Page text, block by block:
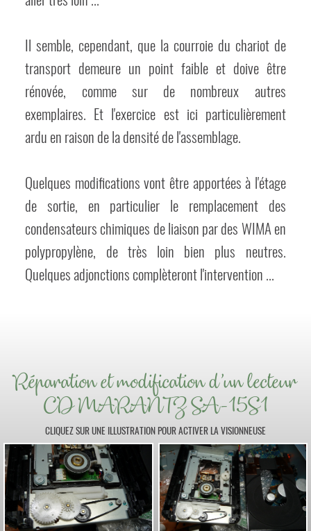
Il semble, cependant, que la courroie du chariot de
transport demeure un point faible et doive être
rénovée, comme sur de nombreux autres
exemplaires. Et l'exercice est ici particulièrement
ardu en raison de la densité de l'assemblage.
Quelques modifications vont être apportées à l'étage
de sortie, en particulier le remplacement des
condensateurs chimiques de liaison par des WIMA en
polypropylène, de très loin bien plus neutres.
Quelques adjonctions complèteront l'intervention ...
Réparation et modification d'un lecteur
CD MARANTZ SA-15S1
CLIQUEZ SUR UNE ILLUSTRATION POUR ACTIVER LA VISIONNEUSE